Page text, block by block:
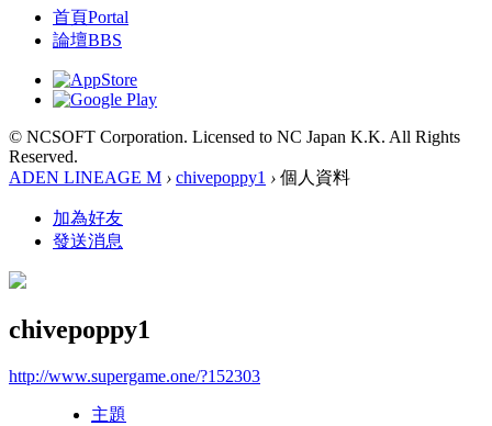
首頁Portal
論壇BBS
© NCSOFT Corporation. Licensed to NC Japan K.K. All Rights
Reserved.
ADEN LINEAGE M › chivepoppy1 › 個人資料
加為好友
發送消息
chivepoppy1
http://www.supergame.one/?152303
主題